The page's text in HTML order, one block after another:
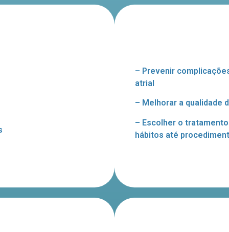
– Prevenir
atrial
– Melhorar a qualidade
– Escolher o
hábitos até